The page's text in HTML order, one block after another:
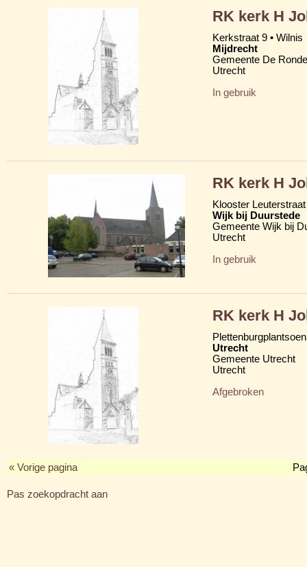
RK kerk H
Kerkstraat 9 • Wilnis
Mijdrecht
Gemeente De
Utrecht
In gebruik
RK kerk H
Klooster
Wijk bij Duurstede
Gemeente Wijk bij
Utrecht
In gebruik
RK kerk H
Utrecht
Gemeente Utrecht
Utrecht
Afgebroken
« Vorige pagina
Pas zoekopdracht aan